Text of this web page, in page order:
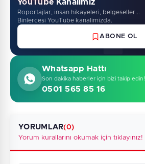
YouTube Kanalimiz
Roportajlar, insan hikayeleri, belgeseller...
Binlercesi YouTube kanalimizda.
ABONE OL
Whatsapp Hattı
Son dakika haberler için bizi takip edin!
0501 565 85 16
YORUMLAR(0)
Yorum kurallarını okumak için tıklayınız!